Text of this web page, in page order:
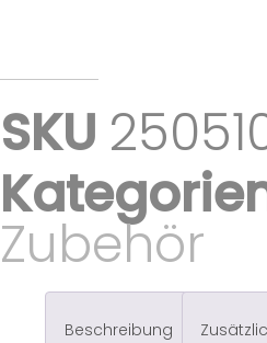
SKU
Zubehör
Beschreibung